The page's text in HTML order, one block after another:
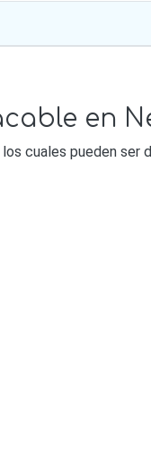
en
cuales pueden